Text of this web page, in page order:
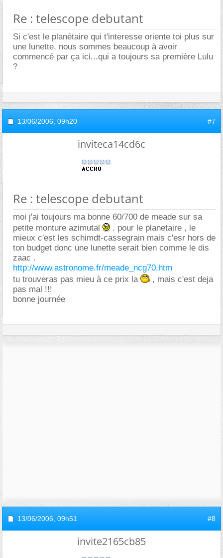
Re : telescope debutant
Si c'est le planétaire qui t'interesse oriente toi plus sur
une lunette, nous sommes beaucoup à avoir
commencé par ça ici...qui a toujours sa première Lulu
?
13/06/2006, 09h20 #7
inviteca14cd6c
Re : telescope debutant
moi j'ai toujours ma bonne 60/700 de meade sur sa
petite monture azimutal
. pour le planetaire , le
mieux c'est les schimdt-cassegrain mais c'esr hors de
ton budget donc une lunette serait bien comme le dis
zaac .
http://www.astronome.fr/meade_ncg70.htm
tu trouveras pas mieu à ce prix la
, mais c'est deja
pas mal !!!
bonne journée
13/06/2006, 09h51 #8
invite2165cb85